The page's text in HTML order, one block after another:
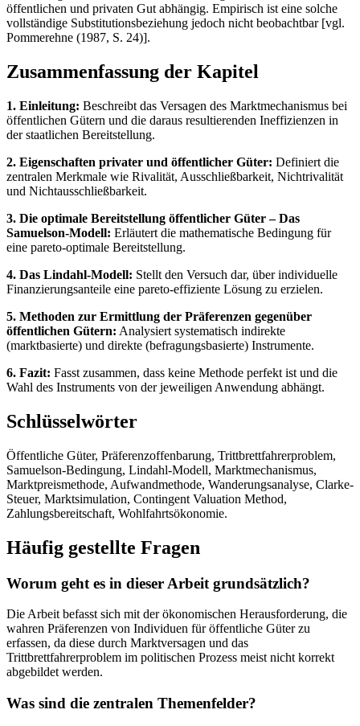
öffentlichen und privaten Gut abhängig. Empirisch ist eine solche
vollständige Substitutionsbeziehung jedoch nicht beobachtbar [vgl.
Pommerehne (1987, S. 24)].
Zusammenfassung der Kapitel
1. Einleitung: Beschreibt das Versagen des Marktmechanismus bei
öffentlichen Gütern und die daraus resultierenden Ineffizienzen in
der staatlichen Bereitstellung.
2. Eigenschaften privater und öffentlicher Güter: Definiert die
zentralen Merkmale wie Rivalität, Ausschließbarkeit, Nichtrivalität
und Nichtausschließbarkeit.
3. Die optimale Bereitstellung öffentlicher Güter – Das
Samuelson-Modell: Erläutert die mathematische Bedingung für
eine pareto-optimale Bereitstellung.
4. Das Lindahl-Modell: Stellt den Versuch dar, über individuelle
Finanzierungsanteile eine pareto-effiziente Lösung zu erzielen.
5. Methoden zur Ermittlung der Präferenzen gegenüber
öffentlichen Gütern: Analysiert systematisch indirekte
(marktbasierte) und direkte (befragungsbasierte) Instrumente.
6. Fazit: Fasst zusammen, dass keine Methode perfekt ist und die
Wahl des Instruments von der jeweiligen Anwendung abhängt.
Schlüsselwörter
Öffentliche Güter, Präferenzoffenbarung, Trittbrettfahrerproblem,
Samuelson-Bedingung, Lindahl-Modell, Marktmechanismus,
Marktpreismethode, Aufwandmethode, Wanderungsanalyse, Clarke-
Steuer, Marktsimulation, Contingent Valuation Method,
Zahlungsbereitschaft, Wohlfahrtsökonomie.
Häufig gestellte Fragen
Worum geht es in dieser Arbeit grundsätzlich?
Die Arbeit befasst sich mit der ökonomischen Herausforderung, die
wahren Präferenzen von Individuen für öffentliche Güter zu
erfassen, da diese durch Marktversagen und das
Trittbrettfahrerproblem im politischen Prozess meist nicht korrekt
abgebildet werden.
Was sind die zentralen Themenfelder?